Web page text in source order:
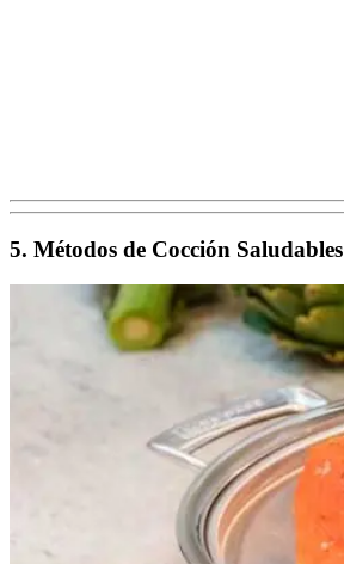
5. Métodos de Cocción Saludables